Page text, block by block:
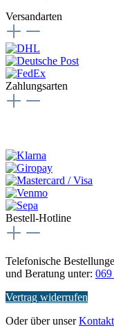
Versandarten
Zahlungsarten
Bestell-Hotline
Telefonische
und Beratung unter: 069
Vertrag widerrufen
Oder über unser